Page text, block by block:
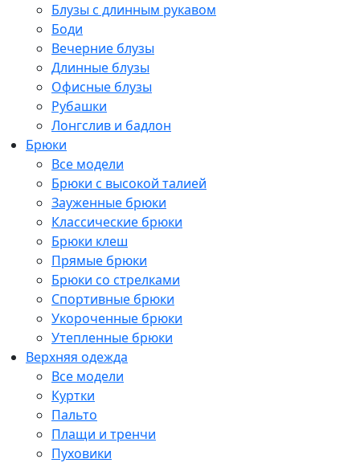
Блузы с длинным рукавом
Боди
Вечерние блузы
Длинные блузы
Офисные блузы
Рубашки
Лонгслив и бадлон
Брюки
Все модели
Брюки с высокой талией
Зауженные брюки
Классические брюки
Брюки клеш
Прямые брюки
Брюки со стрелками
Спортивные брюки
Укороченные брюки
Утепленные брюки
Верхняя одежда
Все модели
Куртки
Пальто
Плащи и тренчи
Пуховики